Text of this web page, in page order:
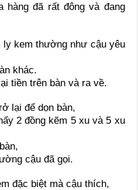
hàng đã rất đông và đang
ly kem thường như cậu yêu
khác.
tiền trên bàn và ra về.
lại để dọn bàn,
2 đồng kẽm 5 xu và 5 xu
cậu đã gọi.
đặc biệt mà cậu thích,